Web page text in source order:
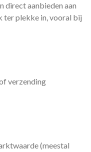
direct aanbieden aan
ter plekke in, vooral bij
verzending
(meestal